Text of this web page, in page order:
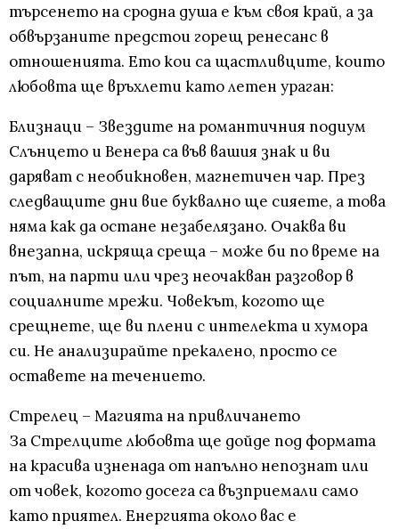
търсенето на сродна душа е към своя край, а за
обвързаните предстои горещ ренесанс в
отношенията. Ето кои са щастливците, които
любовта ще връхлети като летен ураган:
Близнаци – Звездите на романтичния подиум
Слънцето и Венера са във вашия знак и ви
даряват с необикновен, магнетичен чар. През
следващите дни вие буквално ще сияете, а това
няма как да остане незабелязано. Очаква ви
внезапна, искряща среща – може би по време на
път, на парти или чрез неочакван разговор в
социалните мрежи. Човекът, когото ще
срещнете, ще ви плени с интелекта и хумора
си. Не анализирайте прекалено, просто се
оставете на течението.
Стрелец – Магията на привличането
За Стрелците любовта ще дойде под формата
на красива изненада от напълно непознат или
от човек, когото досега са възприемали само
като приятел. Енергията около вас е